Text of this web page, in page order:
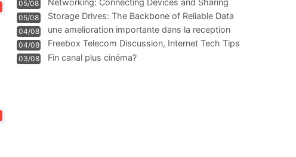
05/08
Information
05/08
Storage Drives: The Backbone of Reliable Data
Management
04/08
une amelioration importante dans la reception
WIFI
04/08
Freebox Telecom Discussion, Internet Tech Tips
Communi
03/08 Fin canal plus cinéma?